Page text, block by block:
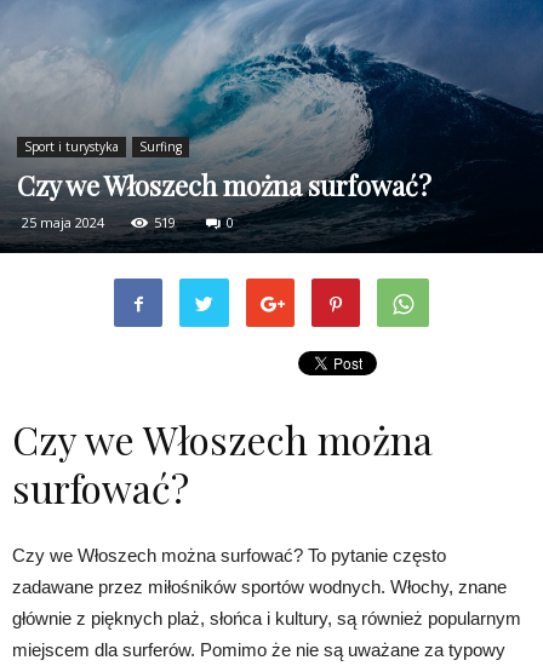
Sport i turystyka Surfing
Czy we Włoszech można surfować?
25 maja 2024 519 0
Czy we Włoszech można
surfować?
Czy we Włoszech można surfować? To pytanie często
zadawane przez miłośników sportów wodnych. Włochy, znane
głównie z pięknych plaż, słońca i kultury, są również popularnym
miejscem dla surferów. Pomimo że nie są uważane za typowy